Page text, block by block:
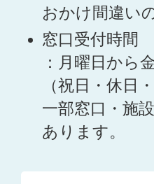
おかけ間違い
窓口受付時間
：月曜日から
（祝日・休日
一部窓口・施
あります。